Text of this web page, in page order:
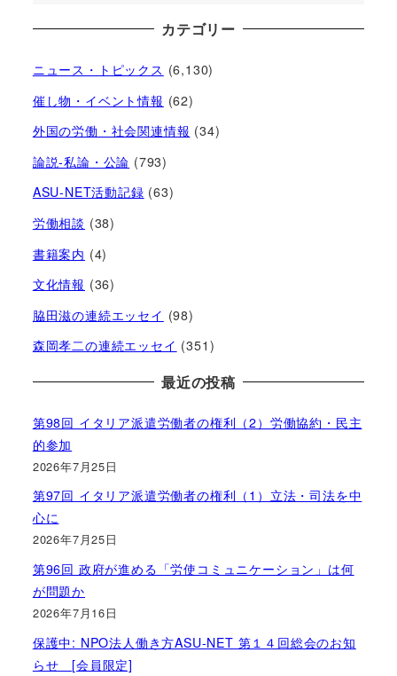
カテゴリー
ニュース・トピックス (6,130)
催し物・イベント情報 (62)
外国の労働・社会関連情報 (34)
論説-私論・公論 (793)
ASU-NET活動記録 (63)
労働相談 (38)
書籍案内 (4)
文化情報 (36)
脇田滋の連続エッセイ (98)
森岡孝二の連続エッセイ (351)
最近の投稿
第98回 イタリア派遣労働者の権利（2）労働協約・民主
的参加
2026年7月25日
第97回 イタリア派遣労働者の権利（1）立法・司法を中
心に
2026年7月25日
第96回 政府が進める「労使コミュニケーション」は何
が問題か
2026年7月16日
保護中: NPO法人働き方ASU-NET 第１４回総会のお知
らせ [会員限定]